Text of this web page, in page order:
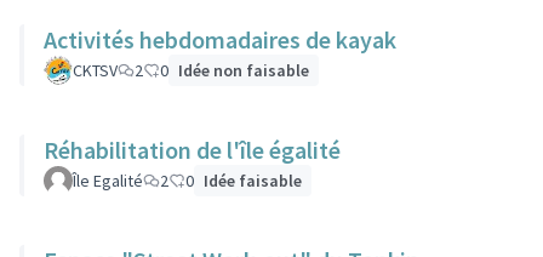
Activités hebdomadaires de kayak
CKTSV 2 0 Idée non faisable
Réhabilitation de l'île égalité
Île Egalité 2 0 Idée faisable